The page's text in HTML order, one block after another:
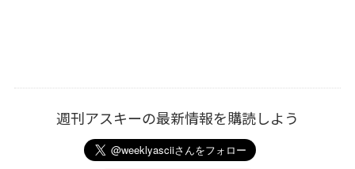
週刊アスキーの最新情報を購読しよう